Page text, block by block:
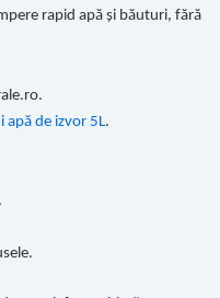
rapid apă și băuturi, fără
apă de izvor 5L.